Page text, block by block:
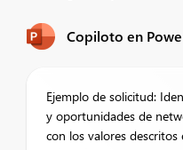
Copiloto en
Ejemplo de solicitud:
y oportunidades de
con los valores